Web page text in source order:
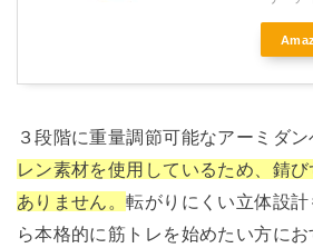
３段階に重量調節可能なアーミダン
レン素材を使用しているため、錆
ありません。転がりにくい立体設
ら本格的に筋トレを始めたい方に